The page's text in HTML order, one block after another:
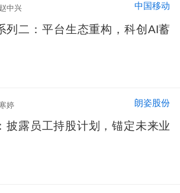
中兴 中国移动
列二：平台生态重构，科创AI蓄
婷 朗姿股份
披露员工持股计划，锚定未来业